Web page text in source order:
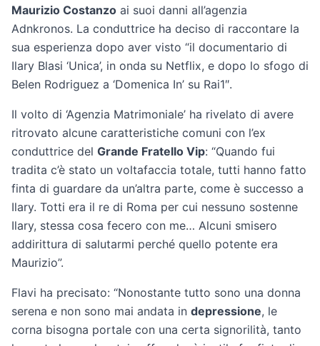
Maurizio Costanzo ai suoi danni all’agenzia
Adnkronos. La conduttrice ha deciso di raccontare la
sua esperienza dopo aver visto “il documentario di
Ilary Blasi ‘Unica’, in onda su Netflix, e dopo lo sfogo di
Belen Rodriguez a ‘Domenica In’ su Rai1″.
Il volto di ‘Agenzia Matrimoniale’ ha rivelato di avere
ritrovato alcune caratteristiche comuni con l’ex
conduttrice del Grande Fratello Vip: “Quando fui
tradita c’è stato un voltafaccia totale, tutti hanno fatto
finta di guardare da un’altra parte, come è successo a
Ilary. Totti era il re di Roma per cui nessuno sostenne
Ilary, stessa cosa fecero con me… Alcuni smisero
addirittura di salutarmi perché quello potente era
Maurizio”.
Flavi ha precisato: “Nonostante tutto sono una donna
serena e non sono mai andata in depressione, le
corna bisogna portale con una certa signorilità, tanto